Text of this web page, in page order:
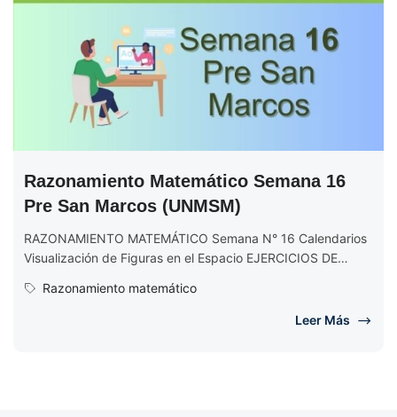
Razonamiento Matemático Semana 16
Pre San Marcos (UNMSM)
RAZONAMIENTO MATEMÁTICO Semana N° 16 Calendarios
Visualización de Figuras en el Espacio EJERCICIOS DE
(Completo)...
Razonamiento matemático
Leer Más